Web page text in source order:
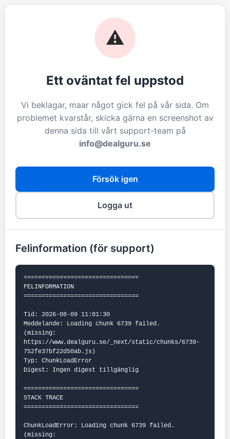
⚠️
Ett oväntat fel uppstod
Vi beklagar, maar något gick fel på vår sida. Om
problemet kvarstår, skicka gärna en screenshot av
denna sida till vårt support-team på
info@dealguru.se
Försök igen
Logga ut
Felinformation (för support)
================================
FELINFORMATION
================================
Tid: 2026-08-09 11:01:30
Meddelande: Loading chunk 6739 failed.
(missing:
https://www.dealguru.se/_next/static/chunks/6739-
752fe37bf22d50ab.js)
Typ: ChunkLoadError
Digest: Ingen digest tillgänglig
================================
STACK TRACE
================================
ChunkLoadError: Loading chunk 6739 failed.
(missing: